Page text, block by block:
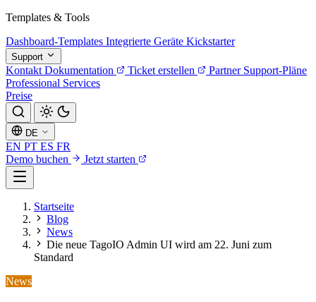
Templates & Tools
Dashboard-Templates Integrierte Geräte Kickstarter
Support
Kontakt Dokumentation Ticket erstellen Partner Support-Pläne
Professional Services
Preise
DE
EN PT ES FR
Demo buchen
Jetzt starten
Startseite
Blog
News
Die neue TagoIO Admin UI wird am 22. Juni zum
Standard
News